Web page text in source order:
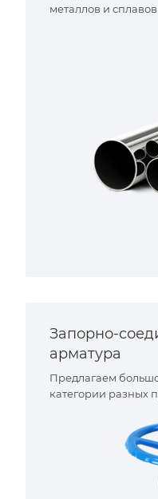
металлов и
Запорно-
арматура
Предлагаем
категории разных